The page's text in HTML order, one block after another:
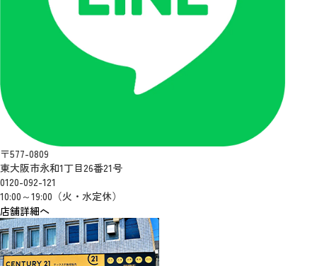
〒577-0809
東大阪市永和1丁目26番21号
0120-092-121
10:00～19:00（火・水定休）
店舗詳細へ